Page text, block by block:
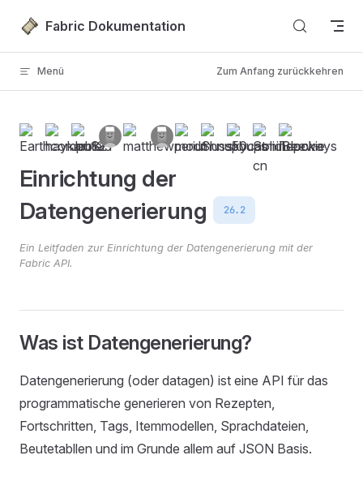
Zum Inhalt springen
Fabric Dokumentation
Menü Zum Anfang zurückkehren
Einrichtung der
Datengenerierung
26.2
Ein Leitfaden zur Einrichtung der Datengenerierung mit der
Fabric API.
Was ist Datengenerierung?
Datengenerierung (oder datagen) ist eine API für das
programmatische generieren von Rezepten,
Fortschritten, Tags, Itemmodellen, Sprachdateien,
Beutetabllen und im Grunde allem auf JSON Basis.